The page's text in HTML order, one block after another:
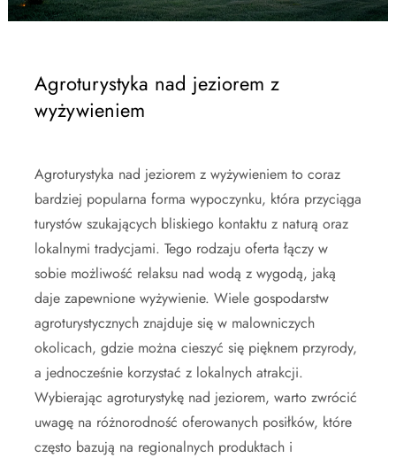
Agroturystyka nad jeziorem z
wyżywieniem
Agroturystyka nad jeziorem z wyżywieniem to coraz
bardziej popularna forma wypoczynku, która przyciąga
turystów szukających bliskiego kontaktu z naturą oraz
lokalnymi tradycjami. Tego rodzaju oferta łączy w
sobie możliwość relaksu nad wodą z wygodą, jaką
daje zapewnione wyżywienie. Wiele gospodarstw
agroturystycznych znajduje się w malowniczych
okolicach, gdzie można cieszyć się pięknem przyrody,
a jednocześnie korzystać z lokalnych atrakcji.
Wybierając agroturystykę nad jeziorem, warto zwrócić
uwagę na różnorodność oferowanych posiłków, które
często bazują na regionalnych produktach i